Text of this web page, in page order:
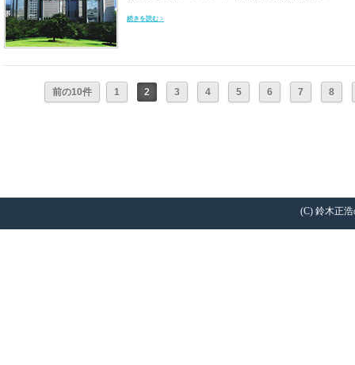
続きを読む >
前の10件 1 2 3 4 5 6 7 8
(C) 鈴木正